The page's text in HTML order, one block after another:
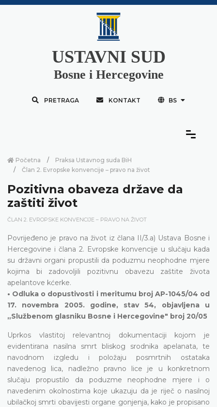
USTAVNI SUD
Bosne i Hercegovine
PRETRAGA KONTAKT BS
Početna
Praksa Ustavnog suda BiH
Član 2. Evropske konvencije – pravo na život
Pozitivna obaveza države da
zaštiti život
ČLAN 2. EVROPSKE KONVENCIJE – PRAVO NA ŽIVOT
Povrijeđeno je pravo na život iz člana II/3.a) Ustava Bosne i
Hercegovine i člana 2. Evropske konvencije u slučaju kada
su državni organi propustili da poduzmu neophodne mjere
kojima bi zadovoljili pozitivnu obavezu zaštite života
apelantove kćerke.
• Odluka o dopustivosti i meritumu broj AP-1045/04 od
17. novembra 2005. godine, stav 54, objavljena u
„Službenom glasniku Bosne i Hercegovine" broj 20/05
Uprkos vlastitoj relevantnoj dokumentaciji kojom je
evidentirana nasilna smrt bliskog srodnika apelanata, te
navodnom izgledu i položaju posmrtnih ostataka
navedenog lica, nadležno pravno lice je u konkretnom
slučaju propustilo da poduzme neophodne mjere i o
navedenim okolnostima koje ukazuju da je riječ o nasilnoj
ubilačkoj smrti obavijesti organe gonjenja, kako je propisano